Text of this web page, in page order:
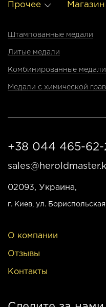
Прочее Магазин
Штампованные медали
Литые медали
Комбинированные медали
Медали с химической
+38 044 465-62-
02093, Украина,
г. Киев , ул.
О компании
Отзывы
Контакты